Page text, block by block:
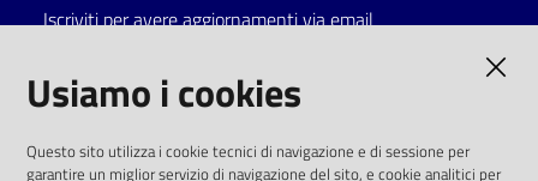
on line
Eventi
Iscriviti per avere aggiornamenti via email
solo alle condizioni previste dalla direttiva
Usiamo i cookies
Questo sito utilizza i cookie tecnici di navigazione e di sessione per
garantire un miglior servizio di navigazione del sito, e cookie analitici per